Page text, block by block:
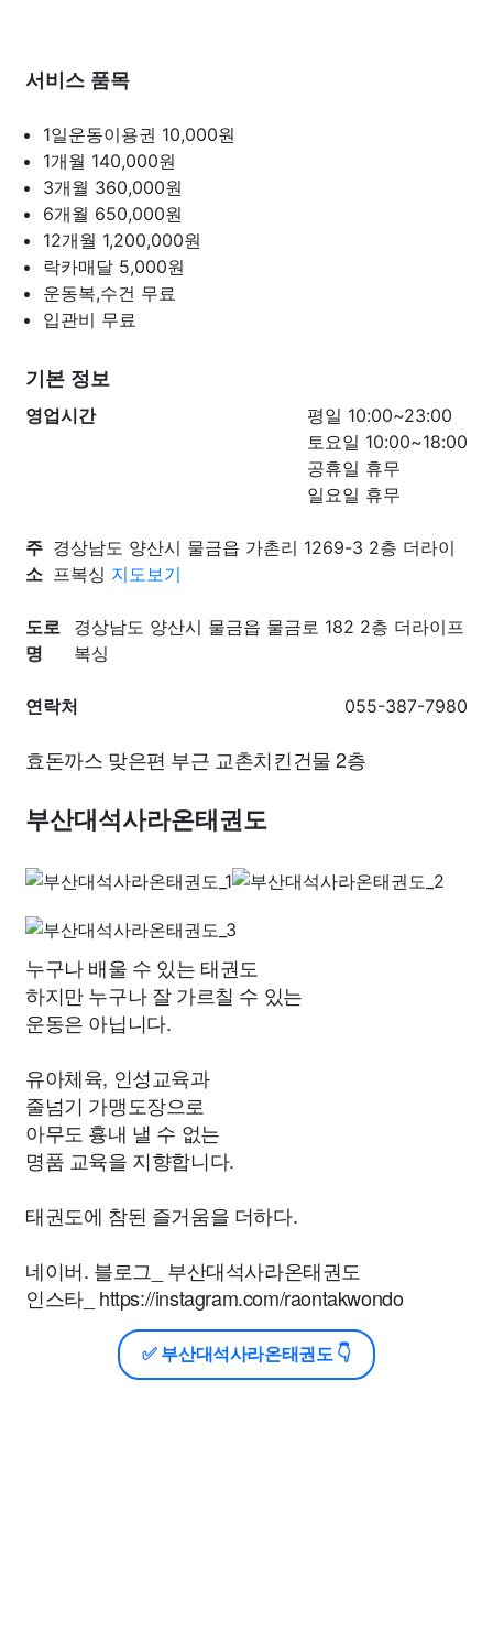
서비스 품목
1일운동이용권 10,000원
1개월 140,000원
3개월 360,000원
6개월 650,000원
12개월 1,200,000원
락카매달 5,000원
운동복,수건 무료
입관비 무료
기본 정보
영업시간
평일 10:00~23:00
토요일 10:00~18:00
공휴일 휴무
일요일 휴무
주
소
경상남도 양산시 물금읍 가촌리 1269-3 2층 더라이
프복싱 지도보기
도로
명
경상남도 양산시 물금읍 물금로 182 2층 더라이프
복싱
연락처 055-387-7980
효돈까스 맞은편 부근 교촌치킨건물 2층
부산대석사라온태권도
누구나 배울 수 있는 태권도
하지만 누구나 잘 가르칠 수 있는
운동은 아닙니다.
유아체육, 인성교육과
줄넘기 가맹도장으로
아무도 흉내 낼 수 없는
명품 교육을 지향합니다.
태권도에 참된 즐거움을 더하다.
네이버. 블로그_ 부산대석사라온태권도
인스타_ https://instagram.com/raontakwondo
✅ 부산대석사라온태권도 👇